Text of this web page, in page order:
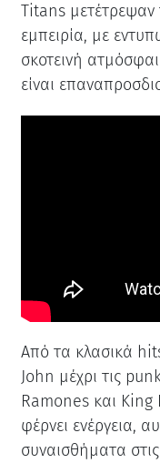
Titans
εμπειρία, με
σκοτεινή
είναι
Από τα κλασικά
John μέχρι τις
Ramones και
φέρνει ενέργεια,
συναισθήματα